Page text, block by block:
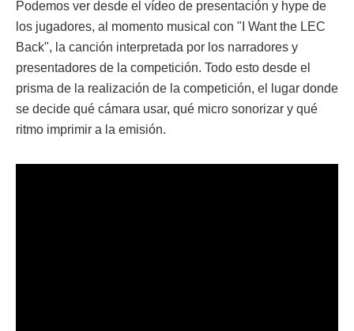
Podemos ver desde el vídeo de presentación y hype de
los jugadores, al momento musical con "I Want the LEC
Back", la canción interpretada por los narradores y
presentadores de la competición. Todo esto desde el
prisma de la realización de la competición, el lugar donde
se decide qué cámara usar, qué micro sonorizar y qué
ritmo imprimir a la emisión.